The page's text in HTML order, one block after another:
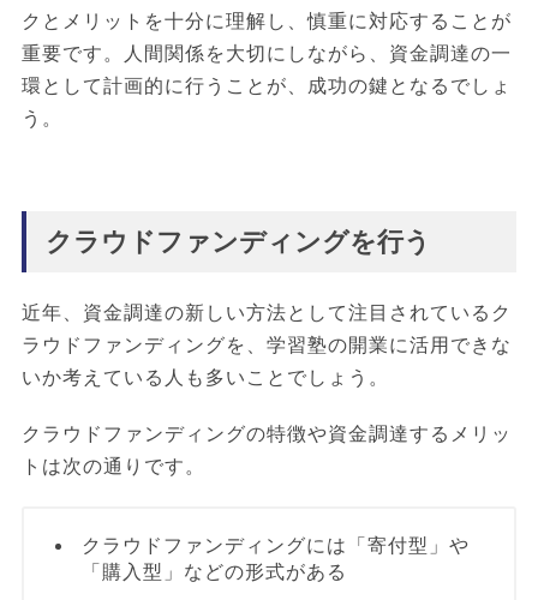
クとメリットを十分に理解し、慎重に対応することが
重要です。人間関係を大切にしながら、資金調達の一
環として計画的に行うことが、成功の鍵となるでしょ
う。
クラウドファンディングを行う
近年、資金調達の新しい方法として注目されているク
ラウドファンディングを、学習塾の開業に活用できな
いか考えている人も多いことでしょう。
クラウドファンディングの特徴や資金調達するメリッ
トは次の通りです。
クラウドファンディングには「寄付型」や
「購入型」などの形式がある